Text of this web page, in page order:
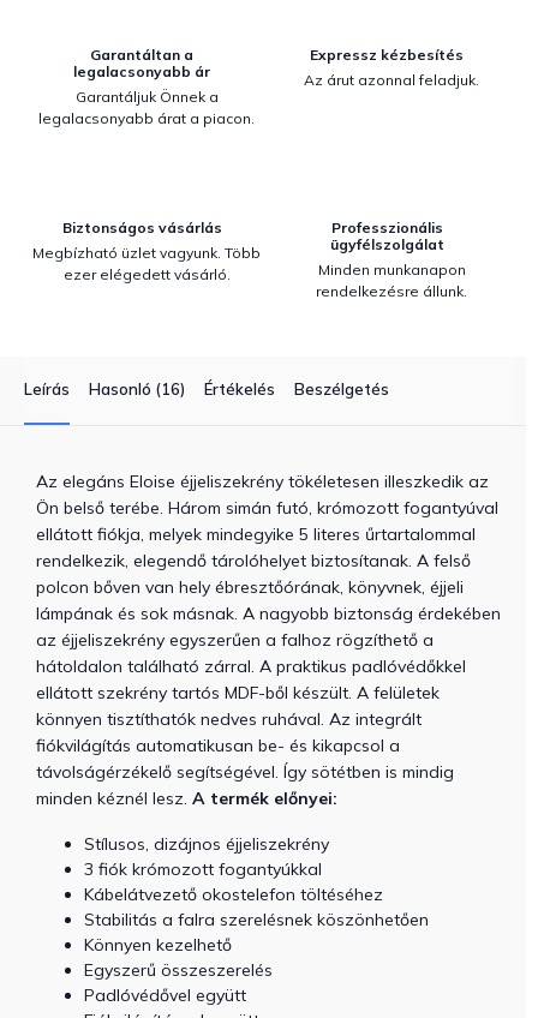
Garantáltan a
legalacsonyabb ár
Garantáljuk Önnek a
legalacsonyabb árat a piacon.
Expressz kézbesítés
Az árut azonnal feladjuk.
Biztonságos vásárlás
Megbízható üzlet vagyunk. Több
ezer elégedett vásárló.
Professzionális
ügyfélszolgálat
Minden munkanapon
rendelkezésre állunk.
Leírás Hasonló (16) Értékelés Beszélgetés
Az elegáns Eloise éjjeliszekrény tökéletesen illeszkedik az
Ön belső terébe. Három simán futó, krómozott fogantyúval
ellátott fiókja, melyek mindegyike 5 literes űrtartalommal
rendelkezik, elegendő tárolóhelyet biztosítanak. A felső
polcon bőven van hely ébresztőórának, könyvnek, éjjeli
lámpának és sok másnak. A nagyobb biztonság érdekében
az éjjeliszekrény egyszerűen a falhoz rögzíthető a
hátoldalon található zárral. A praktikus padlóvédőkkel
ellátott szekrény tartós MDF-ből készült. A felületek
könnyen tisztíthatók nedves ruhával. Az integrált
fiókvilágítás automatikusan be- és kikapcsol a
távolságérzékelő segítségével. Így sötétben is mindig
minden kéznél lesz. A termék előnyei:
Stílusos, dizájnos éjjeliszekrény
3 fiók krómozott fogantyúkkal
Kábelátvezető okostelefon töltéséhez
Stabilitás a falra szerelésnek köszönhetően
Könnyen kezelhető
Egyszerű összeszerelés
Padlóvédővel együtt